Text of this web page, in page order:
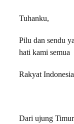
Tuhanku,
Pilu dan sendu
hati kami semua
Rakyat Indonesia
Dari ujung